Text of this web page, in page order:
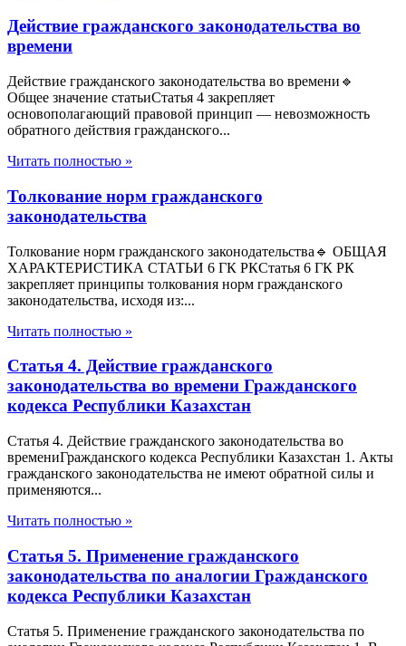
Действие гражданского законодательства во
времени
Действие гражданского законодательства во времени🔹
Общее значение статьиСтатья 4 закрепляет
основополагающий правовой принцип — невозможность
обратного действия гражданского...
Читать полностью »
Толкование норм гражданского
законодательства
Толкование норм гражданского законодательства🔹 ОБЩАЯ
ХАРАКТЕРИСТИКА СТАТЬИ 6 ГК РКСтатья 6 ГК РК
закрепляет принципы толкования норм гражданского
законодательства, исходя из:...
Читать полностью »
Статья 4. Действие гражданского
законодательства во времени Гражданского
кодекса Республики Казахстан
Статья 4. Действие гражданского законодательства во
времениГражданского кодекса Республики Казахстан 1. Акты
гражданского законодательства не имеют обратной силы и
применяются...
Читать полностью »
Статья 5. Применение гражданского
законодательства по аналогии Гражданского
кодекса Республики Казахстан
Статья 5. Применение гражданского законодательства по